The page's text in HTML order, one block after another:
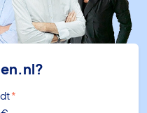
*